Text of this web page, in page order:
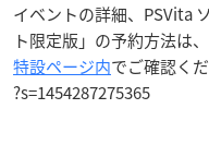
イベントの詳細、PSVita
ト限定版」の予約方法は
特設ページ内でご確認くだ
?s=1454287275365